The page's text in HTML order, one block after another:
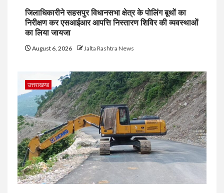
जिलाधिकारीने सहसपुर विधानसभा क्षेत्र के पोलिंग बूथों का
निरीक्षण कर एसआईआर आपत्ति निस्तारण शिविर की व्यवस्थाओं
का लिया जायजा
August 6, 2026 Jalta Rashtra News
उत्तराखण्ड